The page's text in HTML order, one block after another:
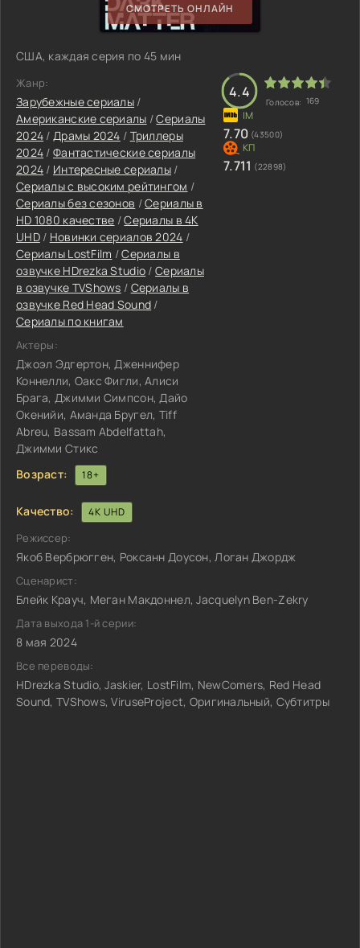
СМОТРЕТЬ ОНЛАЙН
США, каждая серия по 45 мин
Жанр:
Зарубежные сериалы /
Американские сериалы /Сериалы
2024 / Драмы 2024 / Триллеры
2024 / Фантастические сериалы
2024 / Интересные сериалы /
Сериалы с высоким рейтингом /
Сериалы без сезонов /Сериалы в
HD 1080 качестве /Сериалы в 4K
UHD/ Новинки сериалов 2024 /
Сериалы LostFilm /Сериалы в
озвучке HDrezka Studio /Сериалы
в озвучке TVShows / Сериалы в
озвучке Red Head Sound /
Сериалы по книгам
Актеры:
Джоэл Эдгертон, Дженнифер
Коннелли, Оакс Фигли, Алиси
Брага, Джимми Симпсон, Дайо
Окенийи, Аманда Бругел, Tiff
Abreu, Bassam Abdelfattah,
Джимми Стикс
Возраст:
18+
4.4
Голосов: 169
7.70 (43500)
7.711 (22898)
Качество: 4K UHD
Режиссер:
Якоб Вербрюгген, Роксанн Доусон, Логан Джордж
Сценарист:
Блейк Крауч, Меган Макдоннел, Jacquelyn Ben-Zekry
Дата выхода 1-й серии:
8 мая 2024
Все переводы:
HDrezka Studio, Jaskier, LostFilm, NewComers, Red Head
Sound, TVShows, ViruseProject, Оригинальный, Субтитры